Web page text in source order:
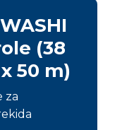
(38
50 m)
za